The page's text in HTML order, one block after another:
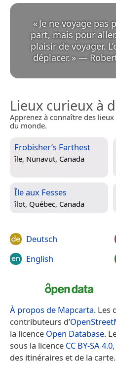
«Je ne voyage pas
part, mais pour
plaisir de voyager.
déplacer. » —
Lieux curieux à
Apprenez à connaître des
du monde.
Frobisher’s Farthest
île, Nunavut, Canada
Île aux Fesses
îlot, Québec, Canada
Deutsch
English
À propos de Mapcarta. Les
contributeurs d’
la licence Open Database.
sous la licence CC BY-SA 4.0
des itinéraires et de la